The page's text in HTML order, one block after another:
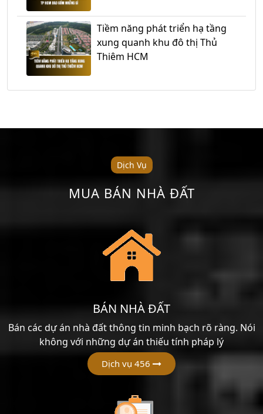
Tiềm năng phát triển hạ tầng
xung quanh khu đô thị Thủ
Thiêm HCM
Dịch Vụ
MUA BÁN NHÀ ĐẤT
BÁN NHÀ ĐẤT
Bán các dự án nhà đất thông tin minh bạch rõ ràng. Nói
không với những dự án thiếu tính pháp lý
Dịch vụ 456